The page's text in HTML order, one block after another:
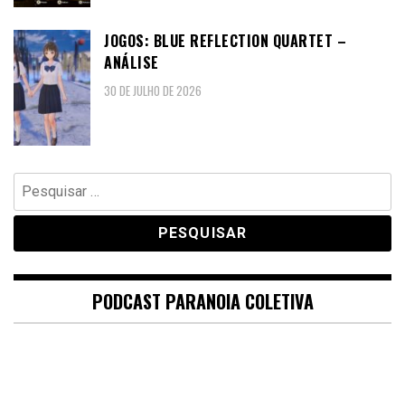
JOGOS: BLUE REFLECTION QUARTET –
ANÁLISE
30 DE JULHO DE 2026
Pesquisar
por:
PODCAST PARANOIA COLETIVA